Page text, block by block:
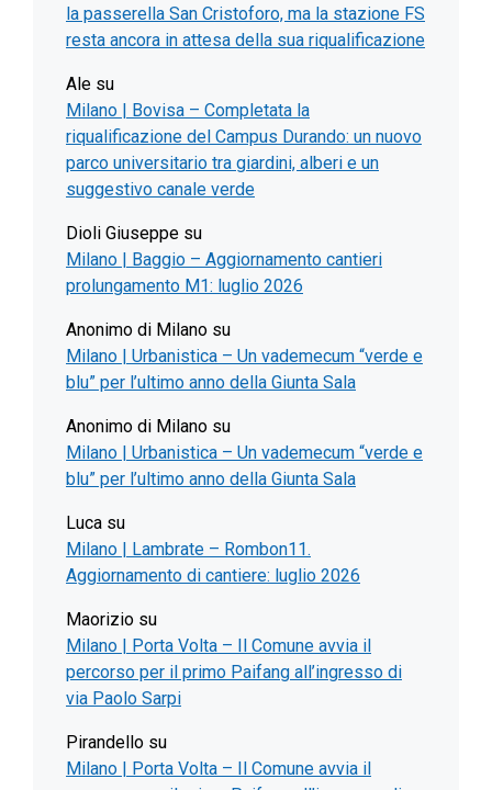
la passerella San Cristoforo, ma la stazione FS
resta ancora in attesa della sua riqualificazione
Ale su
Milano | Bovisa – Completata la
riqualificazione del Campus Durando: un nuovo
parco universitario tra giardini, alberi e un
suggestivo canale verde
Dioli Giuseppe su
Milano | Baggio – Aggiornamento cantieri
prolungamento M1: luglio 2026
Anonimo di Milano su
Milano | Urbanistica – Un vademecum “verde e
blu” per l’ultimo anno della Giunta Sala
Anonimo di Milano su
Milano | Urbanistica – Un vademecum “verde e
blu” per l’ultimo anno della Giunta Sala
Luca su
Milano | Lambrate – Rombon11.
Aggiornamento di cantiere: luglio 2026
Maorizio su
Milano | Porta Volta – Il Comune avvia il
percorso per il primo Paifang all’ingresso di
via Paolo Sarpi
Pirandello su
Milano | Porta Volta – Il Comune avvia il